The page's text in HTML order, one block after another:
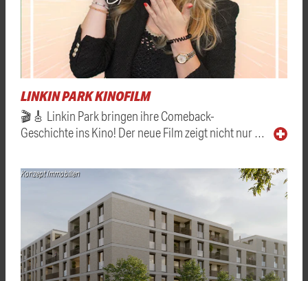
LINKIN PARK KINOFILM
🎬🎸 Linkin Park bringen ihre Comeback-
Geschichte ins Kino! Der neue Film zeigt nicht nur …
Konzept Immobilien